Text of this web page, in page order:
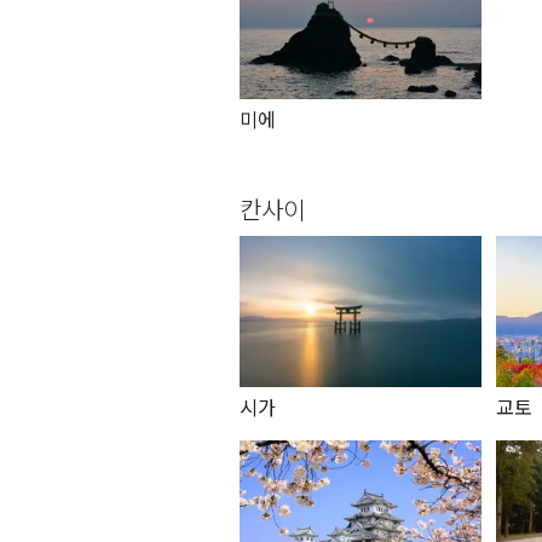
미에
칸사이
시가 교토